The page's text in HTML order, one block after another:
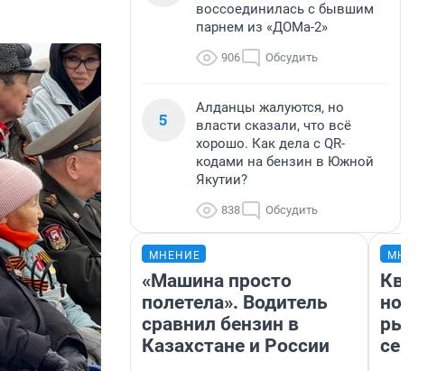
воссоединилась с бывшим
парнем из «ДОМа-2»
906 Обсудить
5
Алданцы жалуются, но
власти сказали, что всё
хорошо. Как дела с QR-
кодами на бензин в Южной
Якутии?
838 Обсудить
МНЕНИЕ
«Машина просто
полетела». Водитель
сравнил бензин в
Казахстане и России
но